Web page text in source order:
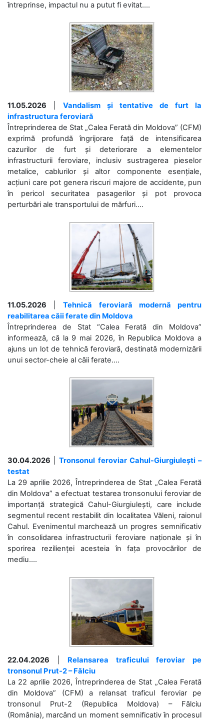
întreprinse, impactul nu a putut fi evitat....
11.05.2026
Vandalism și tentative de furt la
infrastructura feroviară
Întreprinderea de Stat „Calea Ferată din Moldova” (CFM)
exprimă profundă îngrijorare față de intensificarea
cazurilor de furt și deteriorare a elementelor
infrastructurii feroviare, inclusiv sustragerea pieselor
metalice, cablurilor și altor componente esențiale,
acțiuni care pot genera riscuri majore de accidente, pun
în pericol securitatea pasagerilor și pot provoca
perturbări ale transportului de mărfuri....
11.05.2026 |Tehnică feroviară modernă pentru
reabilitarea căii ferate din Moldova
Întreprinderea de Stat “Calea Ferată din Moldova”
informează, că la 9 mai 2026, în Republica Moldova a
ajuns un lot de tehnică feroviară, destinată modernizării
unui sector-cheie al căii ferate....
30.04.2026 |Tronsonul feroviar Cahul-Giurgiulești –
testat
La 29 aprilie 2026, Întreprinderea de Stat „Calea Ferată
din Moldova” a efectuat testarea tronsonului feroviar de
importanță strategică Cahul-Giurgiulești, care include
segmentul recent restabilit din localitatea Văleni, raionul
Cahul. Evenimentul marchează un progres semnificativ
în consolidarea infrastructurii feroviare naționale și în
sporirea rezilienței acesteia în fața provocărilor de
mediu....
22.04.2026
Relansarea traficului feroviar pe
tronsonul Prut-2 – Fălciu
La 22 aprilie 2026, Întreprinderea de Stat „Calea Ferată
din Moldova” (CFM) a relansat traficul feroviar pe
tronsonul Prut-2 (Republica Moldova) – Fălciu
(România), marcând un moment semnificativ în procesul